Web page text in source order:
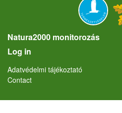
Natura2000 monitorozás
User account menu
Log in
Lábléc
Adatvédelmi tájékoztató
Contact